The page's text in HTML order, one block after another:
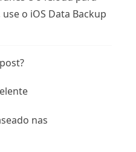
o iOS Data Backup
nas